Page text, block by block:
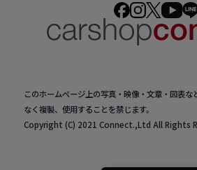
このホームページ上の写真・映像・文章・図表
なく複製、使用することを禁じます。
Copyright (C) 2021 Connect.,Ltd All Rights